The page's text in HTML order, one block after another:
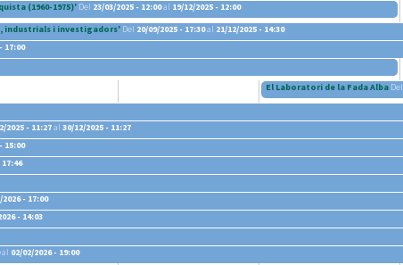
(1960-1975)' Del 23/03/2025 - 12:00al 19/12/2025 - 12:00
industrials i investigadors' Del 20/09/2025 - 17:30al 21/12/2025 - 14:30
17:00
El Laboratori de la Fada Alba Del
2025 - 11:27al 30/12/2025 - 11:27
15:00
17:46
2026 - 17:00
- 14:03
al 02/02/2026 - 19:00